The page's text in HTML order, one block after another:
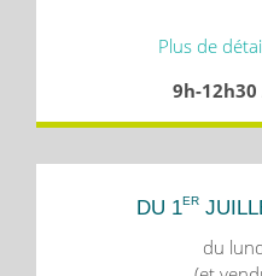
Plus de
9h-
DU 1ER
du